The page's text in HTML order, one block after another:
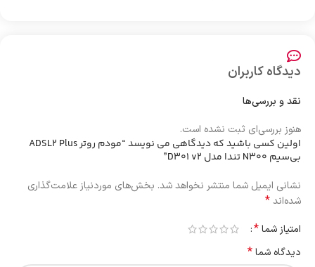
دیدگاه کاربران
نقد و بررسی‌ها
هنوز بررسی‌ای ثبت نشده است.
اولین کسی باشید که دیدگاهی می نویسد “مودم روتر ADSL2 Plus
بی‌سیم N300 تندا مدل D301 v2”
نشانی ایمیل شما منتشر نخواهد شد. بخش‌های موردنیاز علامت‌گذاری
شده‌اند*
امتیاز شما*
دیدگاه شما*